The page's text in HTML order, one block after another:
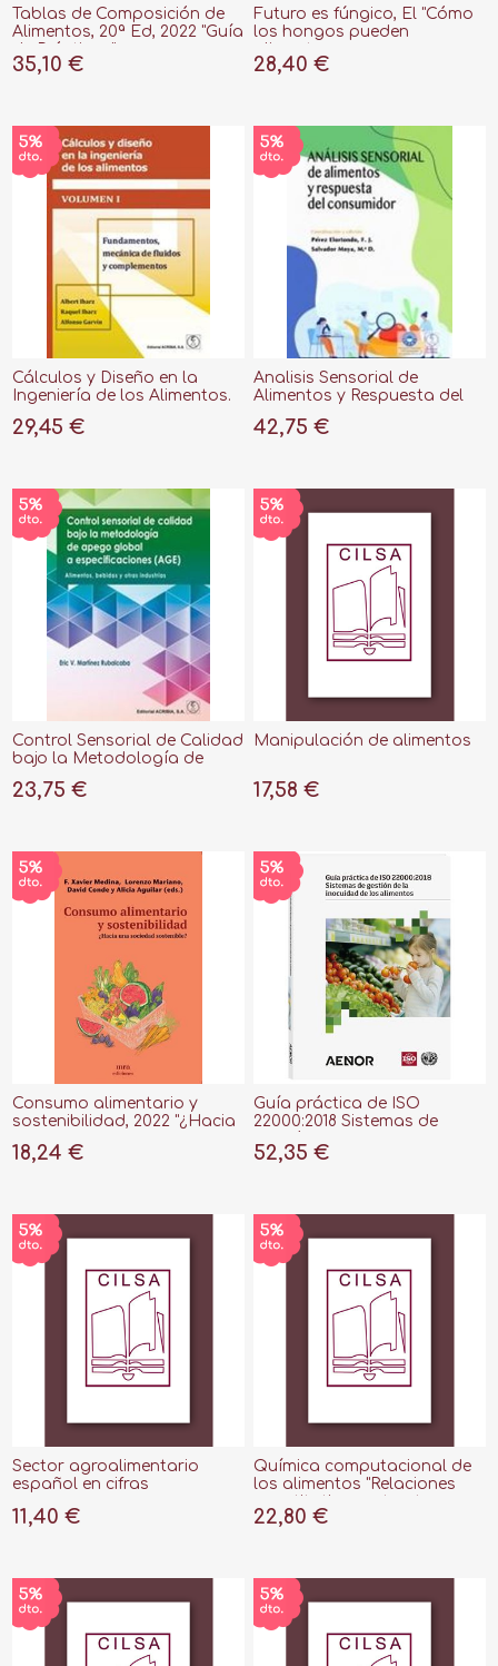
Tablas de Composición de
Alimentos, 20ª Ed, 2022 "Guía
35,10 €
Futuro es fúngico, El "Cómo
los hongos pueden
salvar nuestro mundo"
28,40 €
Cálculos y Diseño en la
Ingeniería de los Alimentos.
29,45 €
Analisis Sensorial de
Alimentos y Respuesta del
42,75 €
Control Sensorial de Calidad
bajo la Metodología de
Especificaciones (Age)
23,75 €
Manipulación de alimentos
17,58 €
Consumo alimentario y
sostenibilidad, 2022 "¿Hacia
18,24 €
Guía práctica de ISO
22000:2018 Sistemas de
los alimentos
52,35 €
Sector agroalimentario
español en cifras
11,40 €
Química computacional de
los alimentos "Relaciones
actividad/propiedad
22,80 €